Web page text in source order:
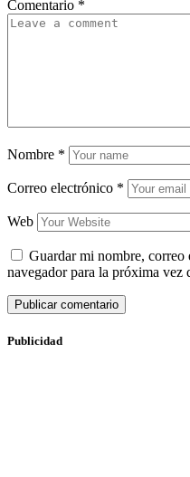
Comentario *
Nombre *
Correo electrónico *
Web
Guardar mi nombre,
navegador para la próxima vez
Publicidad